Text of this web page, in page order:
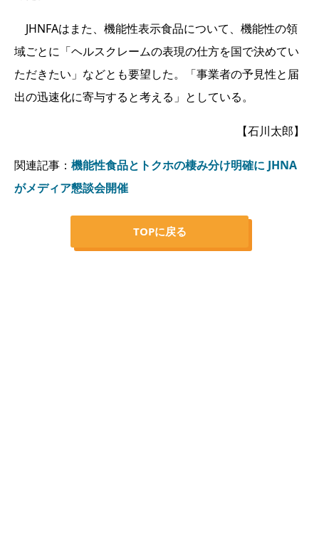
JHNFAはまた、機能性表示食品について、機能性の領
域ごとに「ヘルスクレームの表現の仕方を国で決めてい
ただきたい」などとも要望した。「事業者の予見性と届
出の迅速化に寄与すると考える」としている。
【石川太郎】
関連記事： 機能性食品とトクホの棲み分け明確に JHNA
がメディア懇談会開催
TOPに戻る